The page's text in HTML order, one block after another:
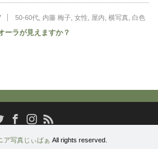
50-60代, 内藤 梅子 女性 屋内 横写真 白色
ーラが見えますか？
TwitterFacebookInstagram
ア写真じぃばぁ All rights reserved.